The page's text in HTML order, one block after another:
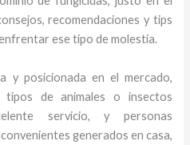
recomendaciones y tips
ese tipo de molestia.
y posicionada en el mercado,
tipos de animales o insectos
servicio, y personas
generados en casa,